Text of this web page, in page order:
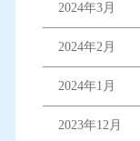
2024年3月
2024年2月
2024年1月
2023年12月